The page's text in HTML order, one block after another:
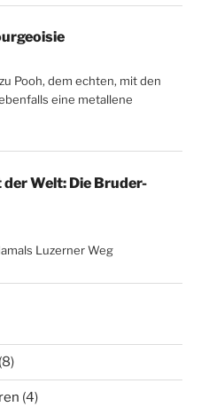
Pooh, dem echten, mit den
eine metallene
der Welt: Die Bruder-
Luzerner Weg
(8)
(4)